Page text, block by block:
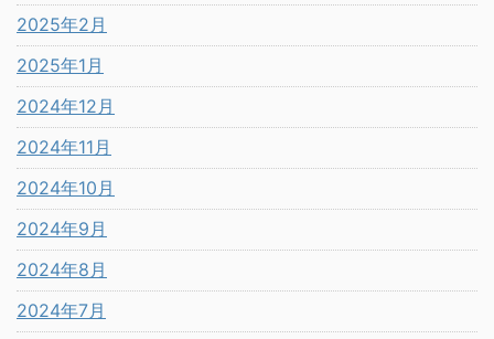
2025年2月
2025年1月
2024年12月
2024年11月
2024年10月
2024年9月
2024年8月
2024年7月